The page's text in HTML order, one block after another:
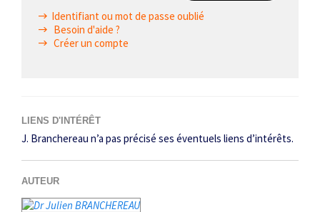
Identifiant ou mot de passe oublié
Besoin d'aide ?
Créer un compte
LIENS D'INTÉRÊT
J. Branchereau n’a pas précisé ses éventuels liens d’intérêts.
AUTEUR